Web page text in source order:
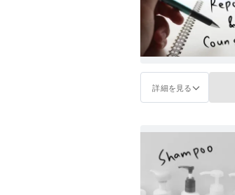
詳細を見る